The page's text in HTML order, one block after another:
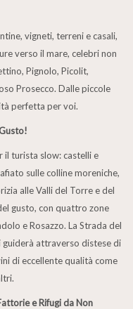
vigneti, terreni e casali,
verso il mare, celebri non
Pignolo, Picolit,
Prosecco. Dalle piccole
perfetta per voi.
il turista slow: castelli e
sulle colline moreniche,
alle Valli del Torre e del
gusto, con quattro zone
e Rosazzo. La Strada del
guiderà attraverso distese di
di eccellente qualità come
e Rifugi da Non